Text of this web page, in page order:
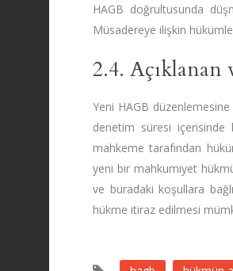
HAGB doğrultusunda
Müsadereye ilişkin
2.4. Açıklanan
Yeni HAGB
denetim süresi
mahkeme tarafından
yeni bir mahkumiyet
ve buradaki koşullara
hükme itiraz edilmesi